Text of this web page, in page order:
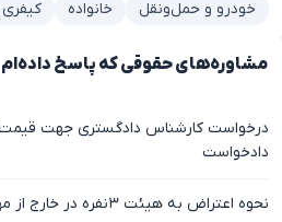
خودرو و حمل‌ونقل خانواده
مشاوره‌های حقوقی که پاسخ داده‌ام
درخواست کارشناس دادگستری جهت
دادخواست
نحوه اعتراض به هیئت ۳نفره در خارج از مهلت قانونی